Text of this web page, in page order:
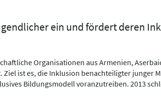
ein und fördert deren
Organisationen aus Armenien,
ist es, die Inklusion benachteiligter junger
Bildungsmodell voranzutreiben. 2013